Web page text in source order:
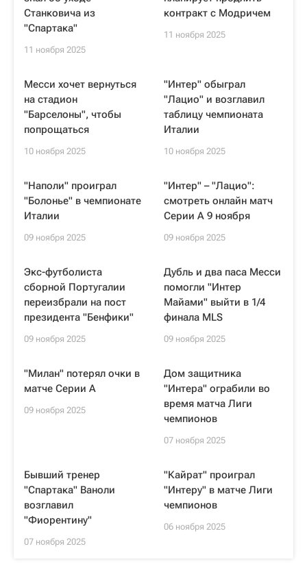
Станковича из
"Спартака"
11 ноября 2025
контракт с Модричем
11 ноября 2025
Месси хочет вернуться
на стадион
"Барселоны", чтобы
попрощаться
10 ноября 2025
"Интер" обыграл
"Лацио" и возглавил
таблицу чемпионата
Италии
10 ноября 2025
"Наполи" проиграл
"Болонье" в чемпионате
Италии
09 ноября 2025
"Интер" – "Лацио":
смотреть онлайн матч
Серии А 9 ноября
09 ноября 2025
Экс-футболиста
сборной Португалии
переизбрали на пост
президента "Бенфики"
09 ноября 2025
Дубль и два паса Месси
помогли "Интер
Майами" выйти в 1/4
финала MLS
09 ноября 2025
"Милан" потерял очки в
матче Серии А
09 ноября 2025
Дом защитника
"Интера" ограбили во
время матча Лиги
чемпионов
07 ноября 2025
Бывший тренер
"Спартака" Ваноли
возглавил
"Фиорентину"
07 ноября 2025
"Кайрат" проиграл
"Интеру" в матче Лиги
чемпионов
06 ноября 2025